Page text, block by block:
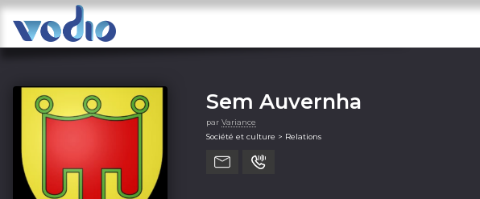
Sem Auvernha
par Variance
Société et culture > Relations